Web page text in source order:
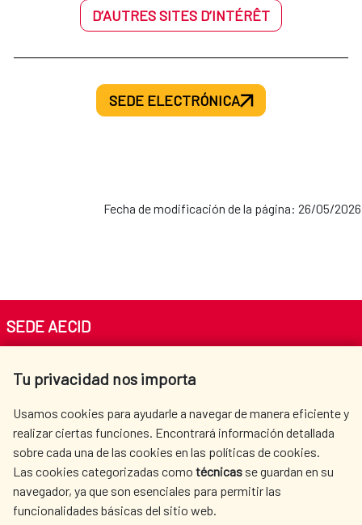
D’AUTRES SITES D’INTÉRÊT
SEDE ELECTRÓNICA
Fecha de modificación de la página: 26/05/2026
Tu privacidad nos importa
Usamos cookies para ayudarle a navegar de manera eficiente y
realizar ciertas funciones. Encontrará información detallada
sobre cada una de las cookies en las políticas de cookies.
Las cookies categorizadas como técnicas se guardan en su
navegador, ya que son esenciales para permitir las
funcionalidades básicas del sitio web.
SEDE AECID
Tel. +34 900 20 30 54​​​​​​​
AECID
OÙ NOUS COOPÉRONS
L'ACTION HUMANITAIRE
ESPAGNOLE
SALLE DE PRESSE